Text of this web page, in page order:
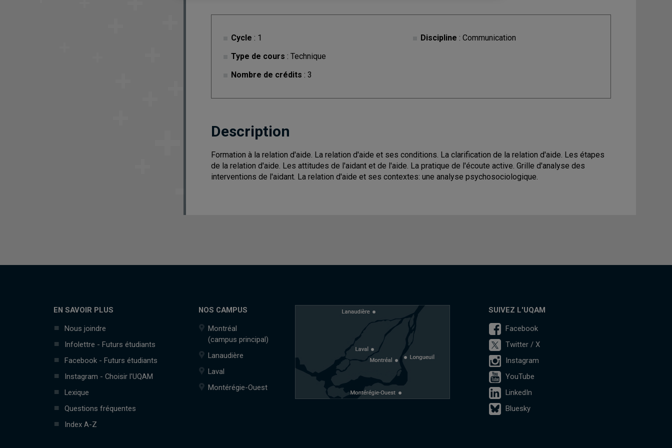
Cycle : 1
Type de cours : Technique
Nombre de crédits : 3
Discipline : Communication
Description
Formation à la relation d'aide. La relation d'aide et ses conditions. La clarification de la relation d'aide. Les étapes
de la relation d'aide. Les attitudes de l'aidant et de l'aide. La pratique de l'écoute active. Grille d'analyse des
interventions de l'aidant. La relation d'aide et ses contextes: une analyse psychosociologique.
EN SAVOIR PLUS
Nous joindre
Infolettre - Futurs étudiants
Facebook - Futurs étudiants
Instagram - Choisir l'UQAM
Lexique
Questions fréquentes
Index A-Z
NOS CAMPUS
Montréal
(campus principal)
Lanaudière
Laval
Montérégie-Ouest
SUIVEZ L'UQAM
Facebook
Twitter / X
Instagram
YouTube
LinkedIn
Bluesky